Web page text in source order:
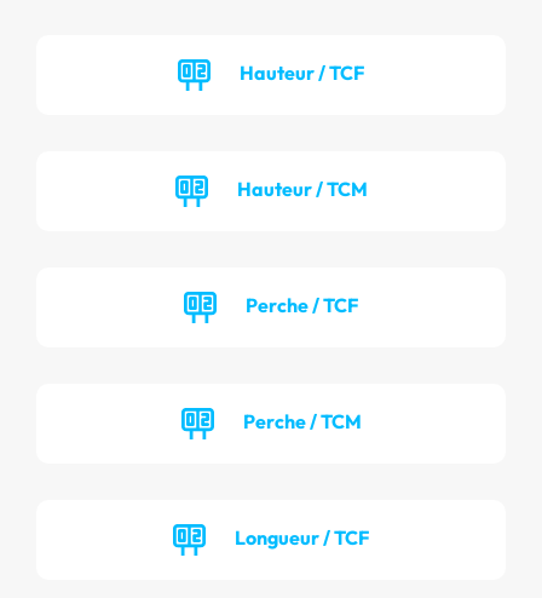
Hauteur / TCF
Hauteur / TCM
Perche / TCF
Perche / TCM
Longueur / TCF